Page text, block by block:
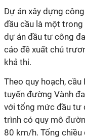
Dự án xây dựng
đầu cầu là một
dự án đầu tư công
cáo đề xuất chủ
khả thi.
Theo quy hoạch,
tuyến đường Vành
với tổng mức đầu tư
trình có quy mô
80 km/h. Tổng chiều